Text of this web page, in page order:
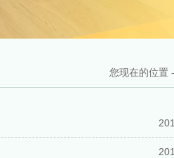
您现在的位置